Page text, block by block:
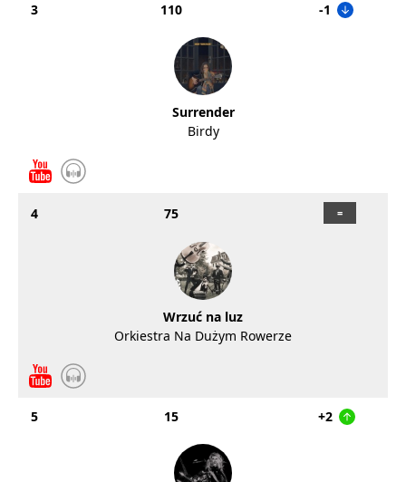
3 110 -1
Surrender
Birdy
4 75
Wrzuć na luz
Orkiestra Na Dużym Rowerze
5 15 +2